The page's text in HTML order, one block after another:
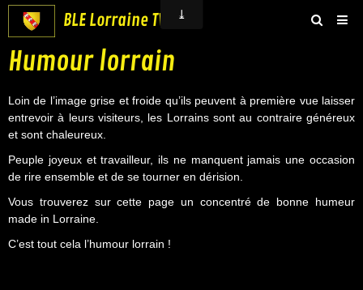
BLE Lorraine TV
Accueil
BLE Vidéos
Boutique
Humour lorrain
Loin de l’image grise et froide qu’ils peuvent à première vue laisser
entrevoir à leurs visiteurs, les Lorrains sont au contraire généreux
et sont chaleureux.
Peuple joyeux et travailleur, ils ne manquent jamais une occasion
de rire ensemble et de se tourner en dérision.
Vous trouverez sur cette page un concentré de bonne humeur
made in Lorraine.
C’est tout cela l’humour lorrain !